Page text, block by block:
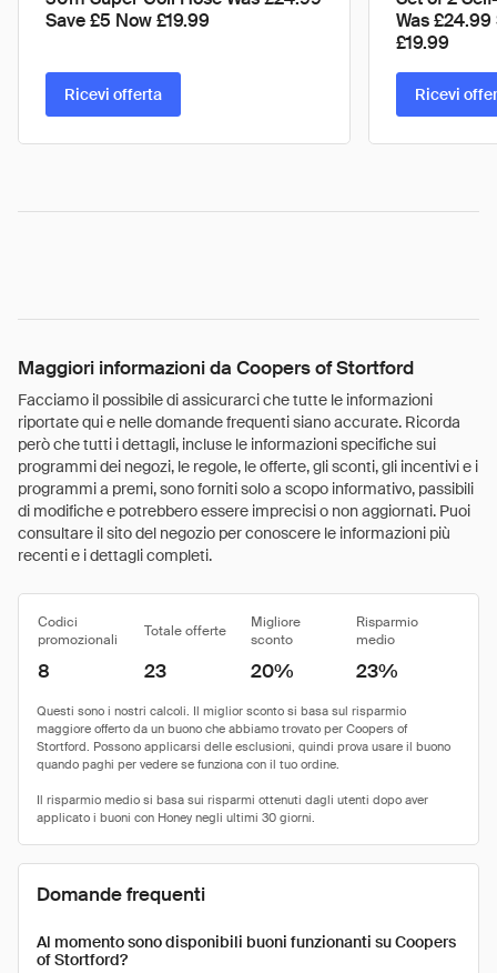
Save £5 Now £19.99
Ricevi offerta
Was £24.99
£19.99
Ricevi
Maggiori informazioni da Coopers of Stortford
Facciamo il possibile di assicurarci che tutte le informazioni
riportate qui e nelle domande frequenti siano accurate. Ricorda
però che tutti i dettagli, incluse le informazioni specifiche sui
programmi dei negozi, le regole, le offerte, gli sconti, gli incentivi e i
programmi a premi, sono forniti solo a scopo informativo, passibili
di modifiche e potrebbero essere imprecisi o non aggiornati. Puoi
consultare il sito del negozio per conoscere le informazioni più
recenti e i dettagli completi.
Codici
promozionali
Totale offerte
Migliore
sconto
Risparmio
medio
8 23 20% 23%
Domande frequenti
Al momento sono disponibili buoni funzionanti su Coopers
of Stortford?